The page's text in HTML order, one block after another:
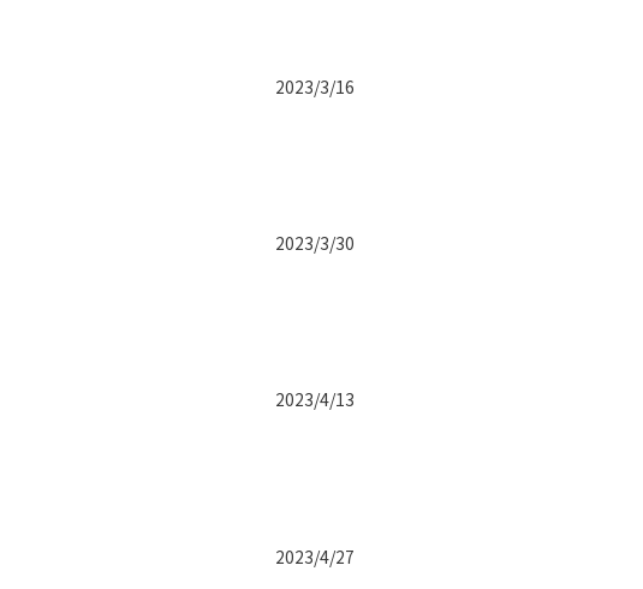
2023/3/16
2023/3/30
2023/4/13
2023/4/27